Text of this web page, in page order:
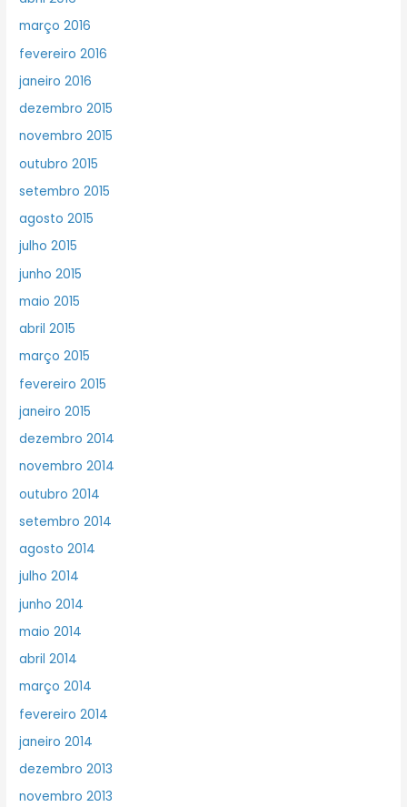
março 2016
fevereiro 2016
janeiro 2016
dezembro 2015
novembro 2015
outubro 2015
setembro 2015
agosto 2015
julho 2015
junho 2015
maio 2015
abril 2015
março 2015
fevereiro 2015
janeiro 2015
dezembro 2014
novembro 2014
outubro 2014
setembro 2014
agosto 2014
julho 2014
junho 2014
maio 2014
abril 2014
março 2014
fevereiro 2014
janeiro 2014
dezembro 2013
novembro 2013